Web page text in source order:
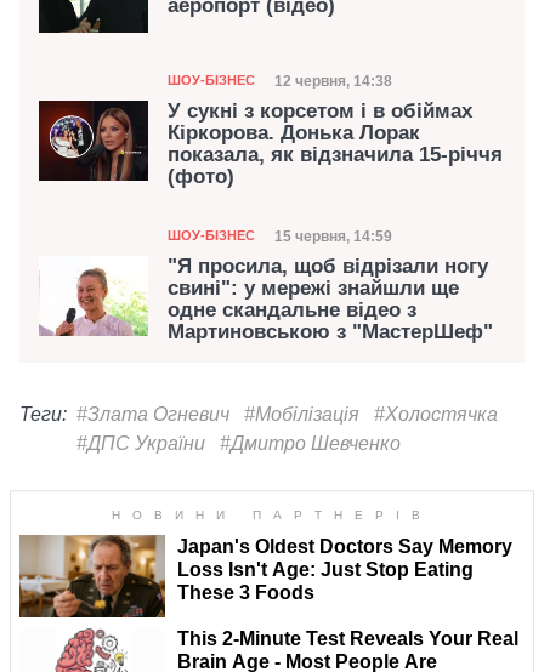
аеропорт (відео)
Категорія
ШОУ-БІЗНЕС Дата публікації
12 червня, 14:38
У сукні з корсетом і в обіймах
Кіркорова. Донька Лорак
показала, як відзначила 15-річчя
(фото)
Категорія
ШОУ-БІЗНЕС Дата публікації
15 червня, 14:59
"Я просила, щоб відрізали ногу
свині": у мережі знайшли ще
одне скандальне відео з
Мартиновською з "МастерШеф"
Теги: #Злата Огневич #Мобілізація
#Холостячка
#ДПС України
#Дмитро Шевченко